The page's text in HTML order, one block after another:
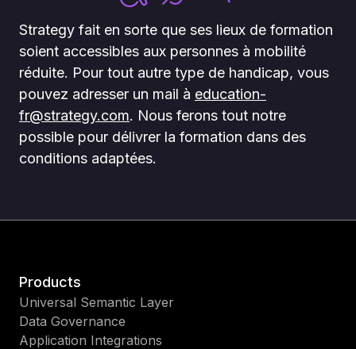
Strategy fait en sorte que ses lieux de formation
soient accessibles aux personnes à mobilité
réduite. Pour tout autre type de handicap, vous
pouvez adresser un mail à education-
fr@strategy.com. Nous ferons tout notre
possible pour délivrer la formation dans des
conditions adaptées.
Products
Universal Semantic Layer
Data Governance
Application Integrations